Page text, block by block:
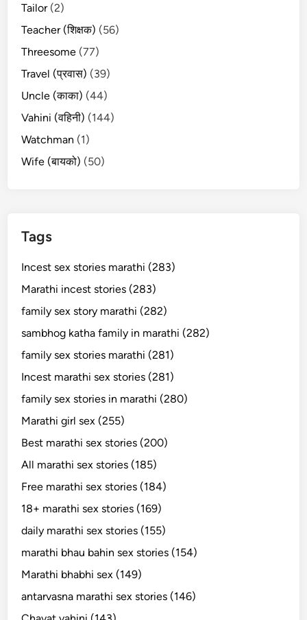
Tailor(2)
Teacher (शिक्षक) (56)
Threesome (77)
Travel (प्रवास) (39)
Uncle (काका) (44)
Vahini (वहिनी) (144)
Watchman (1)
Wife (बायको) (50)
Tags
Incest sex stories marathi (283)
Marathi incest stories (283)
family sex story marathi (282)
sambhog katha family in marathi (282)
family sex stories marathi (281)
Incest marathi sex stories (281)
family sex stories in marathi (280)
Marathi girl sex (255)
Best marathi sex stories (200)
All marathi sex stories (185)
Free marathi sex stories (184)
18+ marathi sex stories (169)
daily marathi sex stories (155)
marathi bhau bahin sex stories (154)
Marathi bhabhi sex (149)
antarvasna marathi sex stories (146)